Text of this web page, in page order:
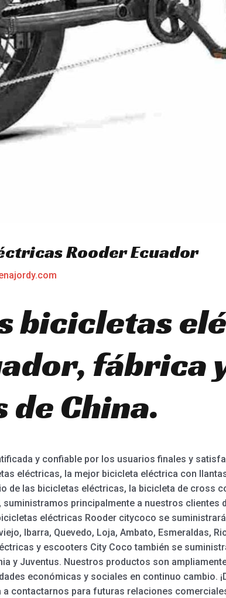
Rooder Ecuador
bicicletas
fábrica
China.
y confiable por los usuarios finales y
eléctricas, la mejor bicicleta eléctrica con
de las bicicletas eléctricas, la bicicleta de cross
principalmente a nuestros clientes
eléctricas Rooder citycoco se
Ibarra, Quevedo, Loja, Ambato, Esmeraldas,
y escooters City Coco también se
y Juventus. Nuestros productos son
económicas y sociales en continuo cambio.
contactarnos para futuras relaciones